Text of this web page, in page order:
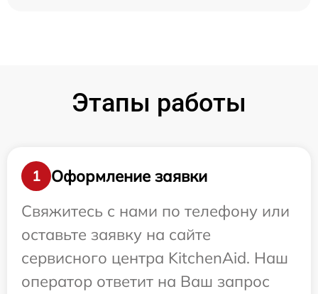
Этапы работы
1
Оформление заявки
Свяжитесь с нами по телефону или
оставьте заявку на сайте
сервисного центра KitchenAid. Наш
оператор ответит на Ваш запрос